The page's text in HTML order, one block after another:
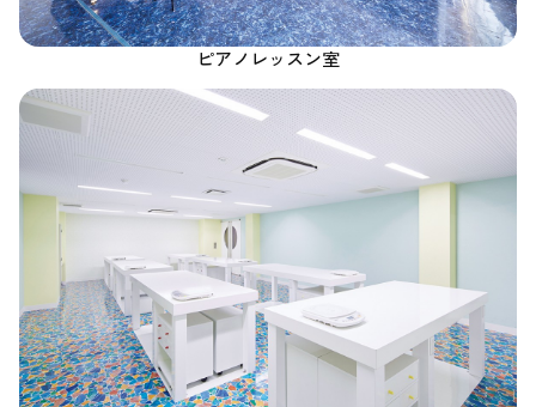
ピアノレッスン室